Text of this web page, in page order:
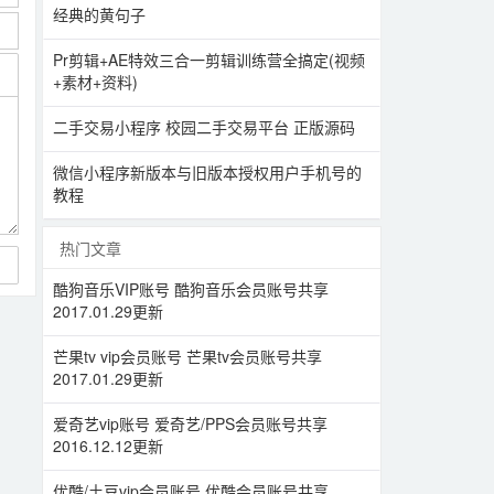
经典的黄句子
Pr剪辑+AE特效三合一剪辑训练营全搞定(视频
+素材+资料)
二手交易小程序 校园二手交易平台 正版源码
微信小程序新版本与旧版本授权用户手机号的
教程
热门文章
酷狗音乐VIP账号 酷狗音乐会员账号共享
2017.01.29更新
芒果tv vip会员账号 芒果tv会员账号共享
2017.01.29更新
爱奇艺vip账号 爱奇艺/PPS会员账号共享
2016.12.12更新